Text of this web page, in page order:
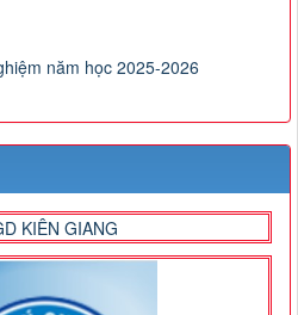
năm học 2025-2026